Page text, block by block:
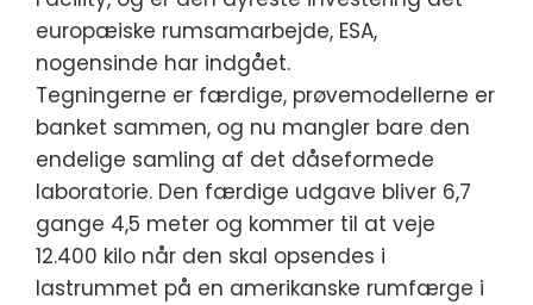
europæiske rumsamarbejde, ESA,
nogensinde har indgået.
Tegningerne er færdige, prøvemodellerne er
banket sammen, og nu mangler bare den
endelige samling af det dåseformede
laboratorie. Den færdige udgave bliver 6,7
gange 4,5 meter og kommer til at veje
12.400 kilo når den skal opsendes i
lastrummet på en amerikanske rumfærge i